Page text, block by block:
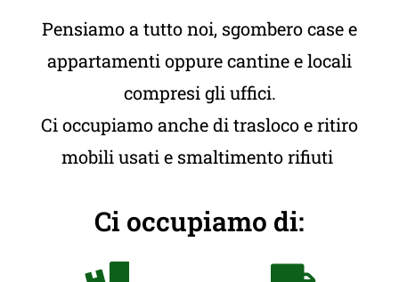
Pensiamo a tutto noi, sgombero case e
appartamenti oppure cantine e locali
compresi gli uffici.
Ci occupiamo anche di trasloco e ritiro
mobili usati e smaltimento rifiuti
Ci occupiamo di: